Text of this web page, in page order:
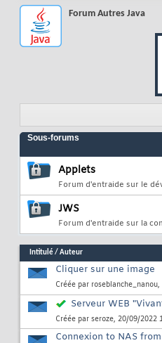
Forum Autres Java
Sous-forums
Applets
Forum d'entraide sur le
JWS
Forum d'entraide sur la
Intitulé/ Auteur
Cliquer sur une image
Créée par roseblanche_nanou,
Serveur WEB
Créée par seroze, 20/09/2022
Connexion to NAS